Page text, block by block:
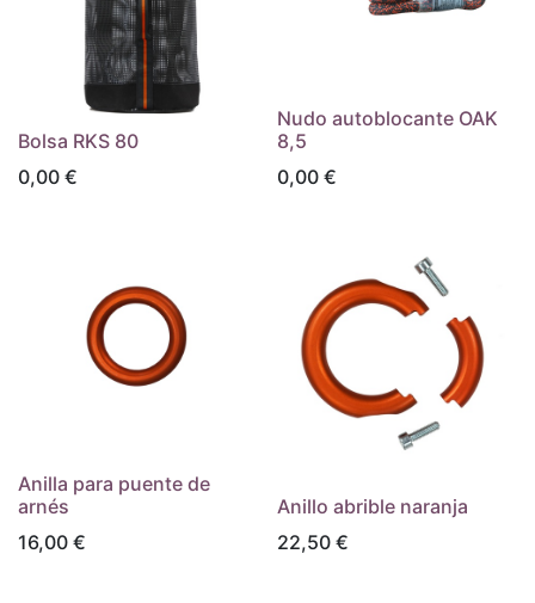
Bolsa RKS 80
0,00 €
Nudo autoblocante OAK
8,5
0,00€
Anilla para puente de
arnés
16,00 €
Anillo abrible naranja
22,50€